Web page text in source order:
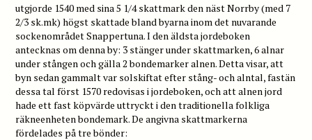
utgjorde 1540 med sina 5 1/4 skattmark den näst Norrby (med 7
2/3 sk.mk) högst skattade bland byarna inom det nuvarande
sockenområdet Snappertuna. I den äldsta jordeboken
antecknas om denna by: 3 stänger under skattmarken, 6 alnar
under stången och gälla 2 bondemarker alnen. Detta visar, att
byn sedan gammalt var solskiftat efter stång- och alntal, fastän
dessa tal först 1570 redovisas i jordeboken, och att alnen jord
hade ett fast köpvärde uttryckt i den traditionella folkliga
räkneenheten bondemark. De angivna skattmarkerna
fördelades på tre bönder: